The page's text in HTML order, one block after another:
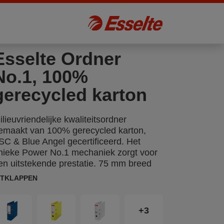
Ordner
100%
karton
kwaliteitsordner
van 100% gerecycled karton,
& Blue Angel gecertificeerd. Het
Power No.1 mechaniek zorgt voor
uitstekende prestatie. 75 mm breed
geschikt voor A4. Deze duurzame
zoals de gerecyclede showtassen
zichtmappen. Modern en fris
+3